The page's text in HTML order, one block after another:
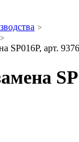
SP016P, арт.